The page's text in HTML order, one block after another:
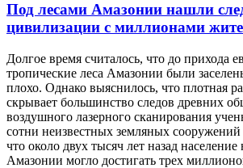
Под лесами Амазонии нашли
цивилизации с миллионами
Долгое время считалось, что до прихода
тропические леса Амазонии были
плохо. Однако выяснилось, что плотная
скрывает большинство следов древних
воздушного лазерного сканирования
сотни неизвестных земляных
что около двух тысяч лет назад
Амазонии могло достигать трех